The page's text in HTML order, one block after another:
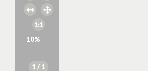
10%
1 / 1